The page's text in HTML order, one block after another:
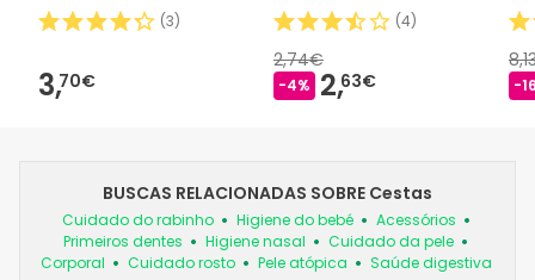
(3)
3,70€
(4)
2,74€
-4% 2,63€ -
BUSCAS RELACIONADAS SOBRE Cestas
Cuidado do rabinho Higiene do bebé
Acessórios
Primeiros dentes
Higiene nasal
Cuidado da pele
Corporal
Cuidado rosto Pele atópica Saúde digestiva